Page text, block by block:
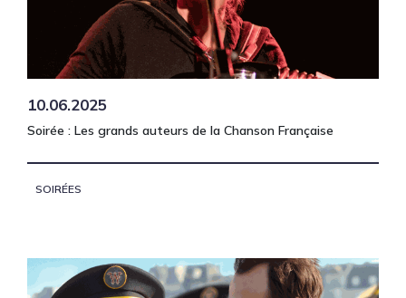
10.06.2025
Soirée : Les grands auteurs de la Chanson Française
SOIRÉES